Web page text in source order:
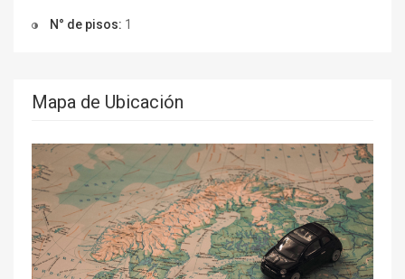
N° de pisos: 1
Mapa de Ubicación